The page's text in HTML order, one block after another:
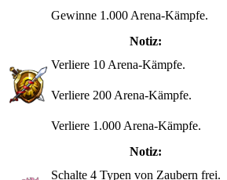
Gewinne 1.000 Arena-Kämpfe.
Notiz:
Verliere 10 Arena-Kämpfe.
Verliere 200 Arena-Kämpfe.
Verliere 1.000 Arena-Kämpfe.
Notiz:
Schalte 4 Typen von Zaubern frei.